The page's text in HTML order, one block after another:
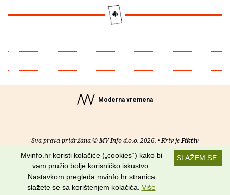
Moderna vremena
Sva prava pridržana © MV Info d.o.o. 2026. • Kriv jeFiktiv
O nama• Pomoć• Uvjeti korištenja•RSS kanali
Potraži nas na:
SLAŽEM SE
Mvinfo.hr koristi kolačiće („cookies“) kako bi
vam pružio bolje korisničko iskustvo.
Nastavkom pregleda mvinfo.hr stranica
slažete se sa korištenjem kolačića. Više